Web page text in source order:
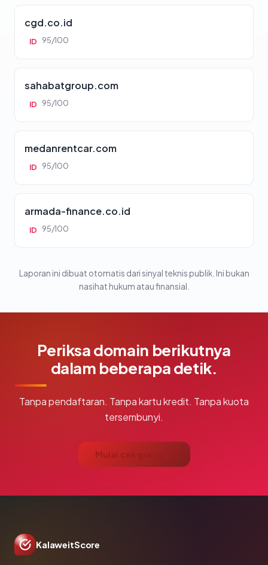
cgd.co.id
ID 95/100
sahabatgroup.com
ID 95/100
medanrentcar.com
ID 95/100
armada-finance.co.id
ID 95/100
Laporan ini dibuat otomatis dari sinyal teknis publik. Ini bukan
nasihat hukum atau finansial.
Periksa domain berikutnya
dalam beberapa detik.
Tanpa pendaftaran. Tanpa kartu kredit. Tanpa kuota
tersembunyi.
Mulai cek gratis →
KalaweitScore